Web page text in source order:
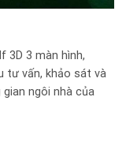
3D 3 màn hình,
tư vấn, khảo sát và
ngôi nhà của